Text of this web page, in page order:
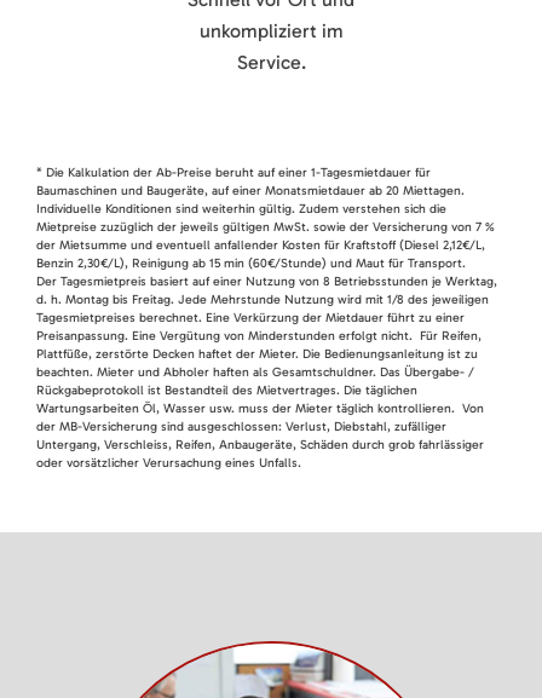
unkompliziert im
Service.
* Die Kalkulation der Ab-Preise beruht auf einer 1-Tagesmietdauer für
Baumaschinen und Baugeräte, auf einer Monatsmietdauer ab 20 Miettagen.
Individuelle Konditionen sind weiterhin gültig. Zudem verstehen sich die
Mietpreise zuzüglich der jeweils gültigen MwSt. sowie der Versicherung von 7 %
der Mietsumme und eventuell anfallender Kosten für Kraftstoff (Diesel 2,12€/L,
Benzin 2,30€/L), Reinigung ab 15 min (60€/Stunde) und Maut für Transport.
Der Tagesmietpreis basiert auf einer Nutzung von 8 Betriebsstunden je Werktag,
d. h. Montag bis Freitag. Jede Mehrstunde Nutzung wird mit 1/8 des jeweiligen
Tagesmietpreises berechnet. Eine Verkürzung der Mietdauer führt zu einer
Preisanpassung. Eine Vergütung von Minderstunden erfolgt nicht. Für Reifen,
Plattfüße, zerstörte Decken haftet der Mieter. Die Bedienungsanleitung ist zu
beachten. Mieter und Abholer haften als Gesamtschuldner. Das Übergabe- /
Rückgabeprotokoll ist Bestandteil des Mietvertrages. Die täglichen
Wartungsarbeiten Öl, Wasser usw. muss der Mieter täglich kontrollieren. Von
der MB-Versicherung sind ausgeschlossen: Verlust, Diebstahl, zufälliger
Untergang, Verschleiss, Reifen, Anbaugeräte, Schäden durch grob fahrlässiger
oder vorsätzlicher Verursachung eines Unfalls.